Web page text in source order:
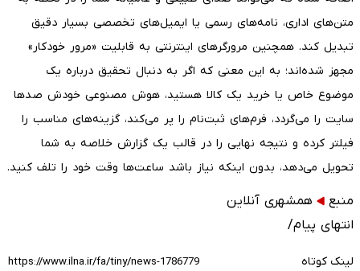
متن‌های اداری، نامه‌های رسمی یا ایمیل‌های تخصصی بسیار دقیق
تبدیل کند. همچنین مرورگرهای اینترنتی به قابلیت «مرور خودکار»
مجهز شده‌اند؛ به این معنی که اگر به دنبال تحقیق درباره یک
موضوع خاص یا خرید یک کالا هستید، هوش مصنوعی خودش صدها
سایت را می‌گردد، فرم‌های ثبت‌نام را پر می‌کند، گزینه‌های مناسب را
فیلتر کرده و نتیجه نهایی را در قالب یک گزارش خلاصه به شما
تحویل می‌دهد، بدون اینکه نیاز باشد ساعت‌ها وقت خود را تلف کنید.
منبع
همشهری آنلاین
انتهای پیام/
لینک کوتاه